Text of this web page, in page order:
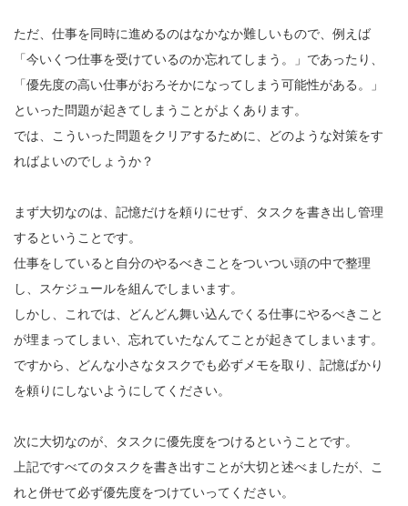
ただ、仕事を同時に進めるのはなかなか難しいもので、例えば
「今いくつ仕事を受けているのか忘れてしまう。」であったり、
「優先度の高い仕事がおろそかになってしまう可能性がある。」
といった問題が起きてしまうことがよくあります。
では、こういった問題をクリアするために、どのような対策をす
ればよいのでしょうか？
まず大切なのは、記憶だけを頼りにせず、タスクを書き出し管理
するということです。
仕事をしていると自分のやるべきことをついつい頭の中で整理
し、スケジュールを組んでしまいます。
しかし、これでは、どんどん舞い込んでくる仕事にやるべきこと
が埋まってしまい、忘れていたなんてことが起きてしまいます。
ですから、どんな小さなタスクでも必ずメモを取り、記憶ばかり
を頼りにしないようにしてください。
次に大切なのが、タスクに優先度をつけるということです。
上記ですべてのタスクを書き出すことが大切と述べましたが、こ
れと併せて必ず優先度をつけていってください。